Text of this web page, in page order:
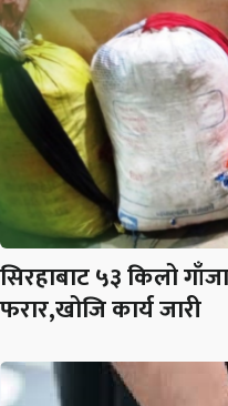
सिरहाबाट ५३ किलो
फरार,खोजि कार्य जारी